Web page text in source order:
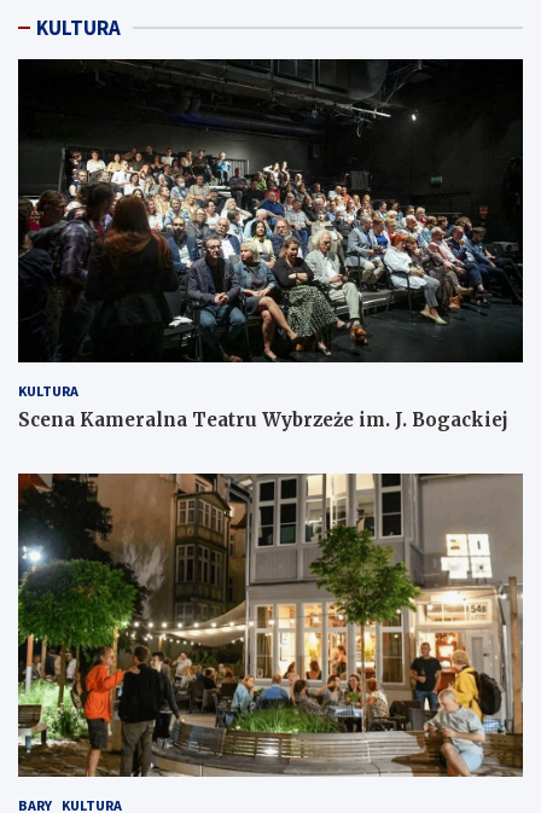
KULTURA
KULTURA
Scena Kameralna Teatru Wybrzeże im. J. Bogackiej
BARY KULTURA